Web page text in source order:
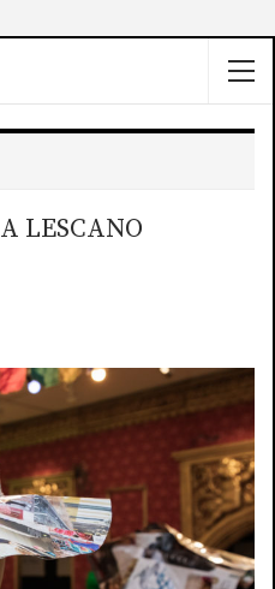
LESCANO